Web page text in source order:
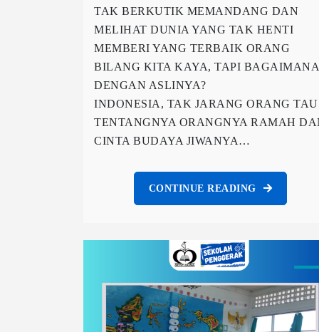
TAK BERKUTIK MEMANDANG DAN
MELIHAT DUNIA YANG TAK HENTI
MEMBERI YANG TERBAIK ORANG
BILANG KITA KAYA, TAPI BAGAIMANA
DENGAN ASLINYA?
INDONESIA, TAK JARANG ORANG TAU
TENTANGNYA ORANGNYA RAMAH
CINTA BUDAYA JIWANYA…
CONTINUE READING